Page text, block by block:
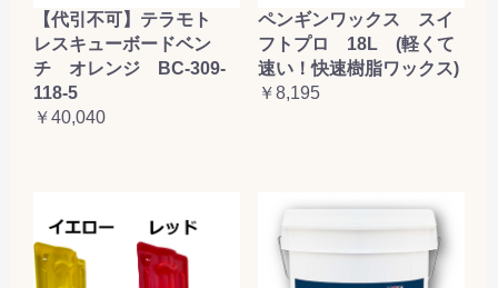
【代引不可】テラモト
レスキューボードベン
チ オレンジ BC-309-
118-5
￥40,040
ペンギンワックス スイ
フトプロ 18L (軽くて
速い！快速樹脂ワックス)
￥8,195